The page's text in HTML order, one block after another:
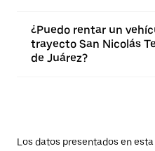
¿Puedo rentar un
trayecto San Nicolás
de Juárez?
Los datos presentados en